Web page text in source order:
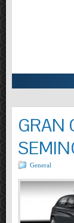
GRAN
General